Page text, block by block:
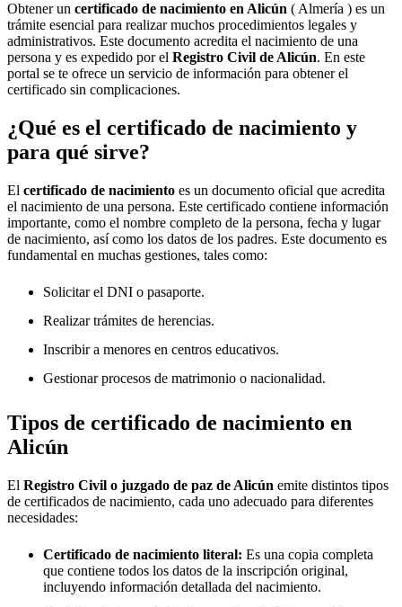
Obtener un certificado de nacimiento en Alicún ( Almería ) es un
trámite esencial para realizar muchos procedimientos legales y
administrativos. Este documento acredita el nacimiento de una
persona y es expedido por el Registro Civil de Alicún. En este
portal se te ofrece un servicio de información para obtener el
certificado sin complicaciones.
¿Qué es el certificado de nacimiento y
para qué sirve?
El certificado de nacimiento es un documento oficial que acredita
el nacimiento de una persona. Este certificado contiene información
importante, como el nombre completo de la persona, fecha y lugar
de nacimiento, así como los datos de los padres. Este documento es
fundamental en muchas gestiones, tales como:
Solicitar el DNI o pasaporte.
Realizar trámites de herencias.
Inscribir a menores en centros educativos.
Gestionar procesos de matrimonio o nacionalidad.
Tipos de certificado de nacimiento en
Alicún
El Registro Civil o juzgado de paz de Alicún emite distintos tipos
de certificados de nacimiento, cada uno adecuado para diferentes
necesidades:
Certificado de nacimiento literal: Es una copia completa
que contiene todos los datos de la inscripción original,
incluyendo información detallada del nacimiento.